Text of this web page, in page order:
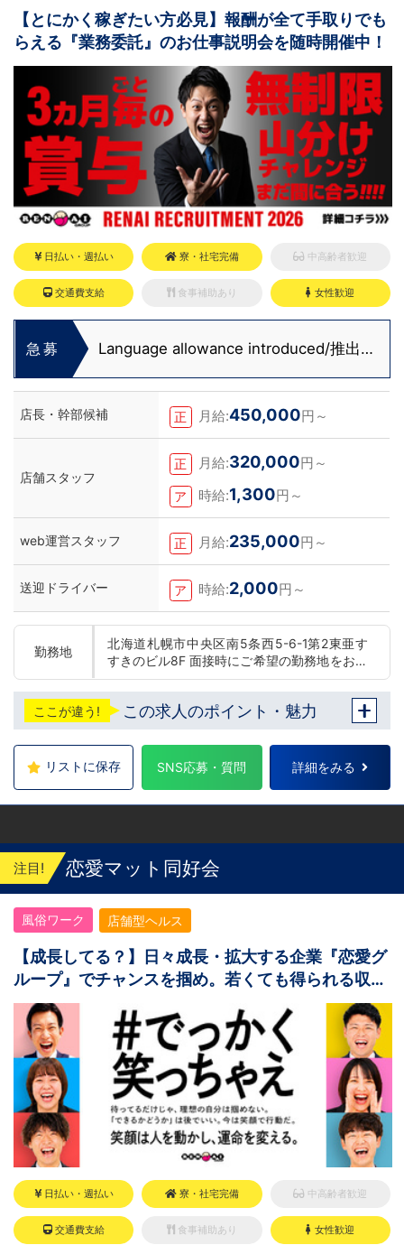
【とにかく稼ぎたい方必見】報酬が全て手取りでも
らえる『業務委託』のお仕事説明会を随時開催中！
日払い・週払い 寮・社宅完備 中高齢者歓迎
交通費支給 食事補助あり 女性歓迎
急募
Language allowance introduced/推出語
店長・幹部候補 正 月給:450,000円～
店舗スタッフ
正 月給:320,000円～
ア 時給:1,300円～
web運営スタッフ 正 月給:235,000円～
送迎ドライバー ア 時給:2,000円～
勤務地
北海道札幌市中央区南5条西5-6-1第2東亜す
すきのビル8F 面接時にご希望の勤務地をお伺
いし、配属店舗を決定いたします。 入社後の
転勤についても希望を考慮いたします。 ■土
浦エリア：茨城県土浦市桜町 ・JR常磐線土浦
駅 ■横浜エリア：神奈川県横浜市中区 ・京急
線黄金町駅、日ノ出町駅 ・市営地下鉄阪東橋
駅、伊勢佐木長者町駅 ・JR横浜線関内駅 ■
ここが違う! この求人のポイント・魅力
リストに保存 SNS応募・質問 詳細をみる
注目! 恋愛マット同好会
風俗ワーク 店舗型ヘルス
【成長してる？】日々成長・拡大する企業『恋愛グ
ループ』でチャンスを掴め。若くても得られる収入
と役職！
日払い・週払い 寮・社宅完備 中高齢者歓迎
交通費支給 食事補助あり 女性歓迎